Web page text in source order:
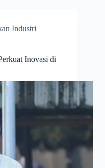
Industri
Inovasi di